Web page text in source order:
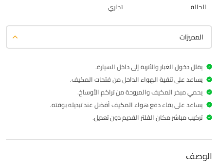
الحالة تجاري
المميزات
يقلل دخول الغبار والأتربة إلى داخل السيارة.
يساعد على تنقية الهواء الداخل من فتحات المكيف.
يحمي مبخر المكيف والمروحة من تراكم الأوساخ.
يساعد على بقاء دفع هواء المكيف أفضل عند تبديله بوقته.
تركيب مباشر مكان الفلتر القديم دون تعديل.
الوصف